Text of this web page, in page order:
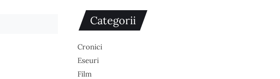
Categorii
Cronici
Eseuri
Film